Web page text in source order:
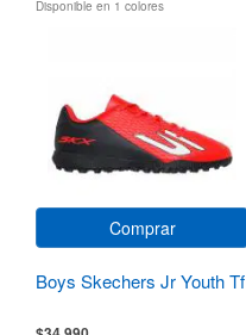
Disponible en 1 colores
Comprar
Boys Skechers Jr Youth Tf